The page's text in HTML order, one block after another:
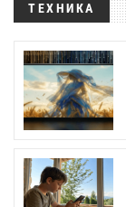
ТЕХНИКА